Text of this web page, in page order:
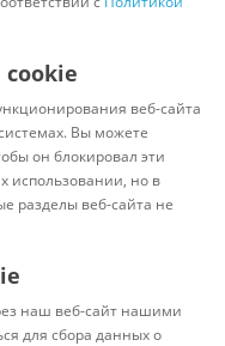
веб-сайта
Вы можете
он блокировал эти
использовании, но в
разделы веб-сайта не
наш веб-сайт нашими
для сбора данных о